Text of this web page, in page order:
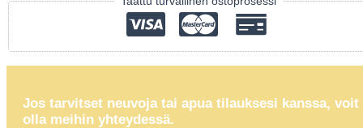
Jos tarvitset neuvoja tai apua tilauksesi kanssa, voit
olla meihin yhteydessä.